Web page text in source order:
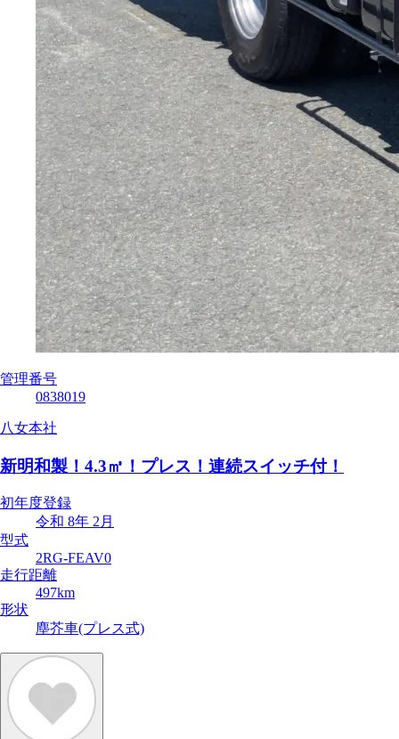
管理番号
0838019
八女本社
新明和製！4.3㎥！プレス！連続スイッチ付！
初年度登録
令和 8年 2月
型式
2RG-FEAV0
走行距離
497km
形状
塵芥車(プレス式)